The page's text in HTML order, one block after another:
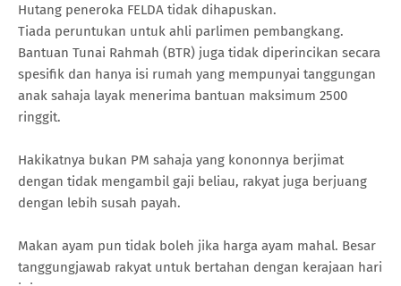
Hutang peneroka FELDA tidak dihapuskan.
Tiada peruntukan untuk ahli parlimen pembangkang.
Bantuan Tunai Rahmah (BTR) juga tidak diperincikan secara
spesifik dan hanya isi rumah yang mempunyai tanggungan
anak sahaja layak menerima bantuan maksimum 2500
ringgit.
Hakikatnya bukan PM sahaja yang kononnya berjimat
dengan tidak mengambil gaji beliau, rakyat juga berjuang
dengan lebih susah payah.
Makan ayam pun tidak boleh jika harga ayam mahal. Besar
tanggungjawab rakyat untuk bertahan dengan kerajaan hari